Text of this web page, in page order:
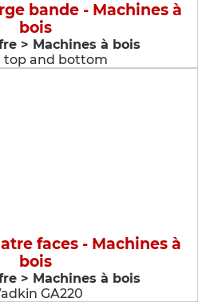
bande - Machines à
bois
> Machines à bois
top and bottom
faces - Machines à
bois
> Machines à bois
GA220